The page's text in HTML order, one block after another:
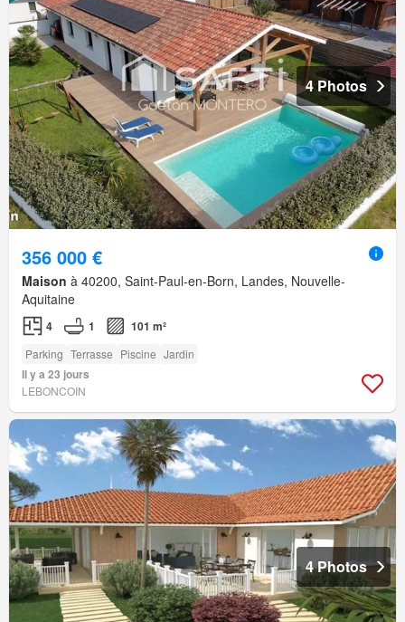
4 Photos
356 000 €
Maison à 40200, Saint-Paul-en-Born, Landes, Nouvelle-
Aquitaine
4 1 101 m²
Parking Terrasse Piscine Jardin
Il y a 23 jours
LEBONCOIN
4 Photos